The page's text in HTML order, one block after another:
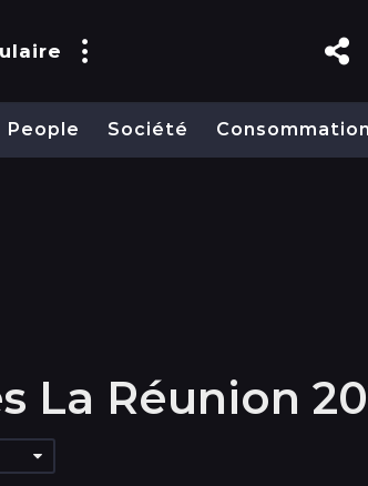
People Société Consommation
La Réunion